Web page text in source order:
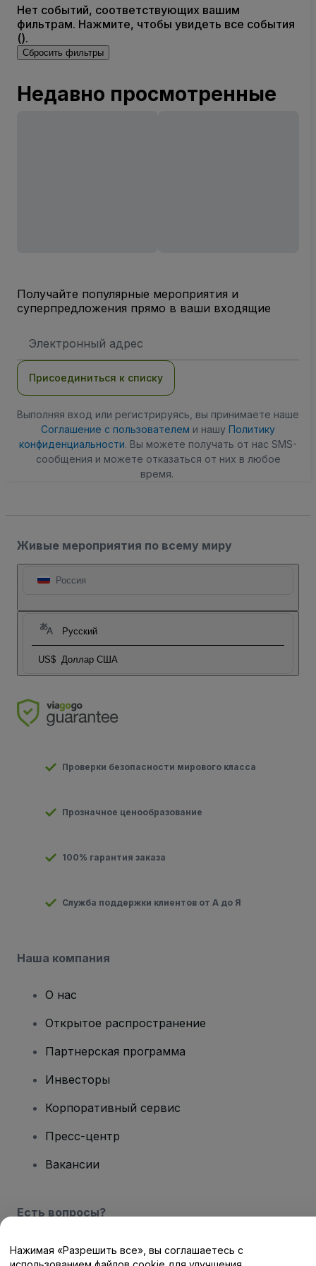
Нет событий, соответствующих вашим
фильтрам. Нажмите, чтобы увидеть все события
().
Сбросить фильтры
Недавно просмотренные
Получайте популярные мероприятия и
суперпредложения прямо в ваши входящие
электронной
Присоединиться к списку
Выполняя вход или регистрируясь, вы принимаете наше
Соглашение с пользователем и нашу Политику
конфиденциальности. Вы можете получать от нас SMS-
сообщения и можете отказаться от них в любое
время.
Живые мероприятия по всему миру
Россия
Русский
US$ Доллар США
Проверки безопасности мирового класса
Прозначное ценообразование
100% гарантия заказа
Служба поддержки клиентов от А до Я
Наша компания
О нас
Открытое распространение
Партнерская программа
Инвесторы
Корпоративный сервис
Пресс-центр
Вакансии
Есть вопросы?
Центр помощи / Свяжитесь с нами
Нажимая «Разрешить все», вы соглашаетесь с